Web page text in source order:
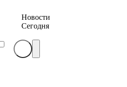
Новости
Сегодня